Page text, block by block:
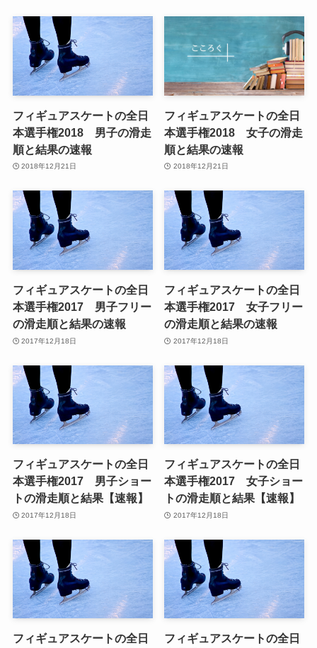
フィギュアスケートの全日
本選手権2018 男子の滑走
順と結果の速報
2018年12月21日
フィギュアスケートの全日
本選手権2018 女子の滑走
順と結果の速報
2018年12月21日
フィギュアスケートの全日
本選手権2017 男子フリー
の滑走順と結果の速報
2017年12月18日
フィギュアスケートの全日
本選手権2017 女子フリー
の滑走順と結果の速報
2017年12月18日
フィギュアスケートの全日
本選手権2017 男子ショー
トの滑走順と結果【速報】
2017年12月18日
フィギュアスケートの全日
本選手権2017 女子ショー
トの滑走順と結果【速報】
2017年12月18日
フィギュアスケートの全日
フィギュアスケートの全日